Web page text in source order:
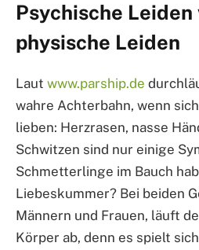
Psychische
physische Leiden
Laut www.parship.de
wahre Achterbahn, wenn
lieben: Herzrasen, nasse
Schwitzen sind nur einige
Schmetterlinge im Bauch
Liebeskummer? Bei beiden
Männern und Frauen, läuft
Körper ab, denn es spielt